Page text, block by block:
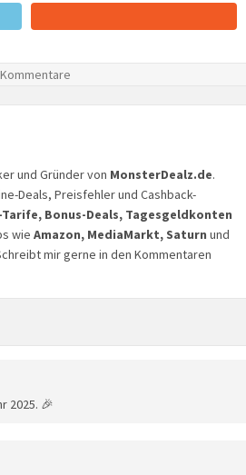
und Gründer von MonsterDealz.de.
Deals, Preisfehler und Cashback-
Bonus-Deals, Tagesgeldkonten
wie Amazon, MediaMarkt, Saturn und
mir gerne in den Kommentaren
2025. 🎉